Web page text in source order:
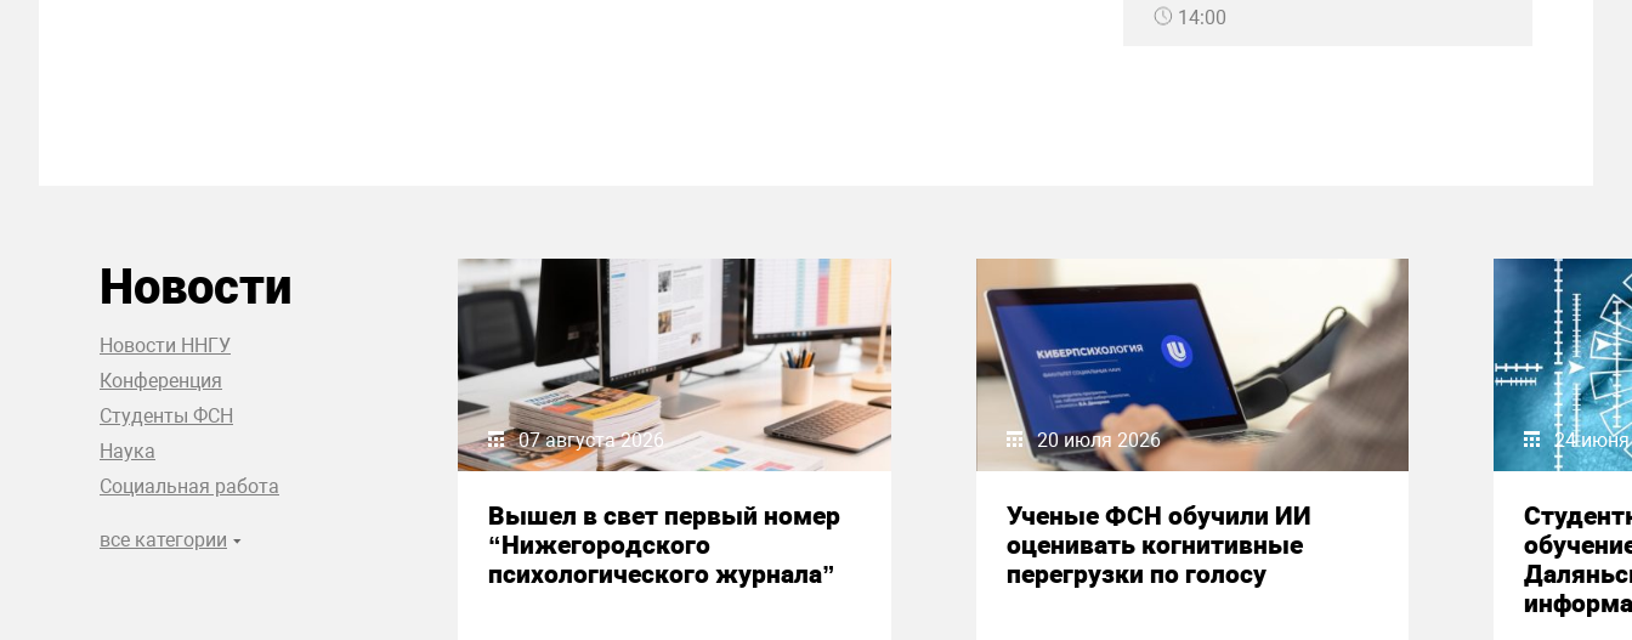
14:00
Новости
Новости ННГУ
Конференция
Студенты ФСН
Наука
Социальная работа
все категории
07 августа 2026
Вышел в свет первый номер
“Нижегородского
психологического журнала”
20 июля 2026
Ученые ФСН обучили ИИ
оценивать когнитивные
перегрузки по голосу
24